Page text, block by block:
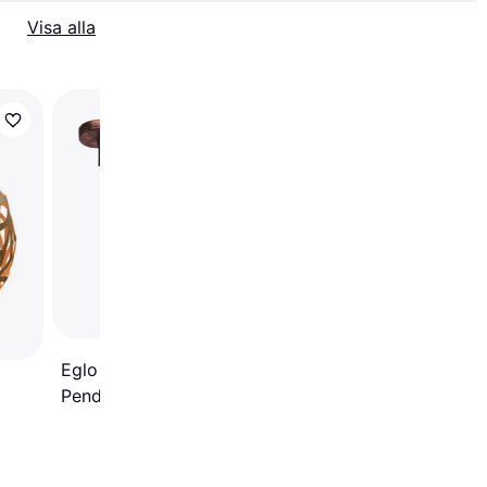
Visa alla
Eglo Auckland 49243
Pendellampa